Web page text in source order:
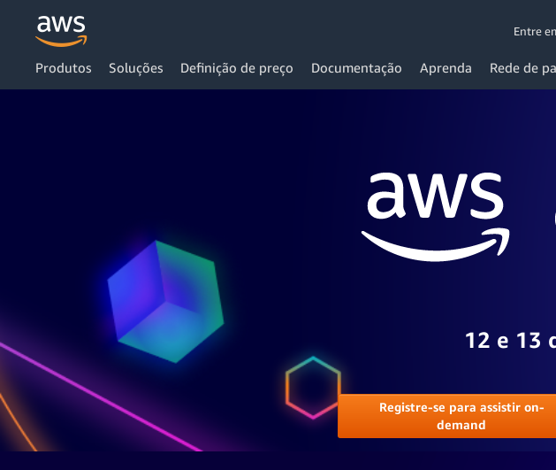
Entre
Produtos Soluções Definição de preço Documentação Aprenda Rede de
12 e 13
Registre-se para assistir on-
demand